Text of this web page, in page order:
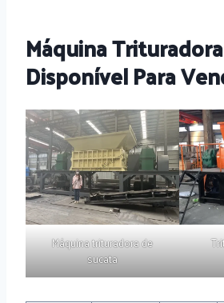
Máquina
Disponível Para
Máquina trituradora de
sucata